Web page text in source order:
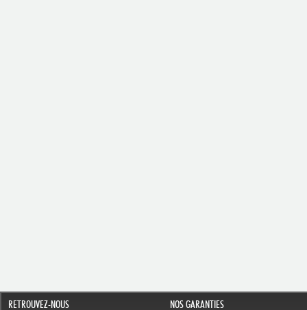
RETROUVEZ-NOUS NOS GARANTIES